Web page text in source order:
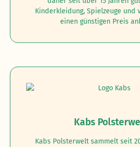
Kinderkleidung, Spielzeuge und
einen günstigen Preis
Kabs
Kabs Polsterwelt sammelt seit